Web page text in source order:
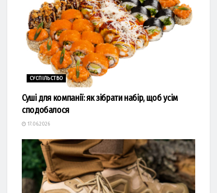
СУСПІЛЬСТВО
Суші для компанії: як зібрати набір, щоб усім
сподобалося
17.06.2026